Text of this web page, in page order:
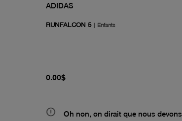
ADIDAS
RUNFALCON 5| Enfants
0.00$
prix actuel 0.00$
Oh non, on dirait que nous